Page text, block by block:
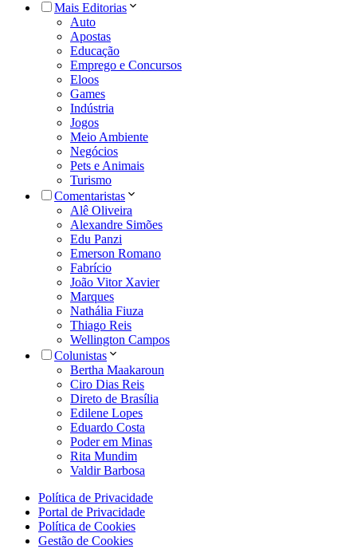
Mais Editorias
Auto
Apostas
Educação
Emprego e Concursos
Eloos
Games
Indústria
Jogos
Meio Ambiente
Negócios
Pets e Animais
Turismo
Comentaristas
Alê Oliveira
Alexandre Simões
Edu Panzi
Emerson Romano
Fabrício
João Vitor Xavier
Marques
Nathália Fiuza
Thiago Reis
Wellington Campos
Colunistas
Bertha Maakaroun
Ciro Dias Reis
Direto de Brasília
Edilene Lopes
Eduardo Costa
Poder em Minas
Rita Mundim
Valdir Barbosa
Política de Privacidade
Portal de Privacidade
Política de Cookies
Gestão de Cookies